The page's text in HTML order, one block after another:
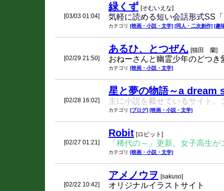
[03/03 01:04]
緑くず [そむいえな]
気軽に読める短い会話形式SS
カテゴリ [映画・小説・文学] [同人・二次創作] [趣
[02/29 21:50]
あるひ、とつぜん [猫田 蘭]
おねーさんと幽霊少年のどつ
カテゴリ [映画・小説・文学]
[02/28 16:02]
星と夢の物語～a dream
主に小説を載せているサイト
カテゴリ [ブログ] [映画・小説・文学]
[02/27 01:21]
Robit [ロビット]
「稀代の～」更新。女子高生
カテゴリ [映画・小説・文学]
[02/22 10:42]
アメノウヲ [sakuso]
オリジナルイラストサイト